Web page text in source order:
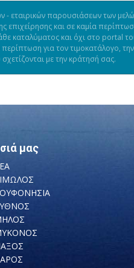
εταιρικών παρουσιάσεων των
επιχείρησης και σε καμία
καταλύματος και όχι στο portal
για τον τιμοκατάλογο,
με την κράτησή σας.
μας